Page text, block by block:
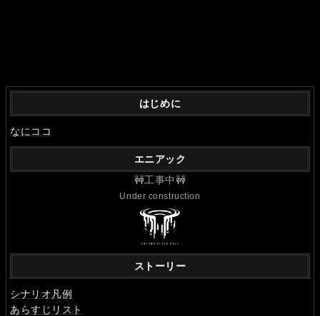
はじめに
なにココ
エニアック
🚧工事中🚧
Under construction
ストーリー
シナリオ凡例
あらすじリスト